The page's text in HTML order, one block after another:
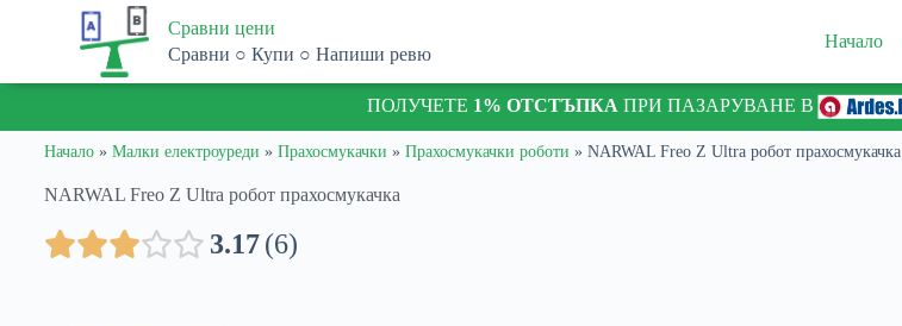
p
o
Сравни цени
Сравни ○ Купи ○ Напиши ревю
Начало
ПОЛУЧЕТЕ 1% ОТСТЪПКА ПРИ ПАЗАРУВАНЕ В
Начало » Малки електроуреди » Прахосмукачки » Прахосмукачки роботи » NARWAL Freo Z Ultra робот прахосмукачка
NARWAL Freo Z Ultra робот прахосмукачка
3.17 6